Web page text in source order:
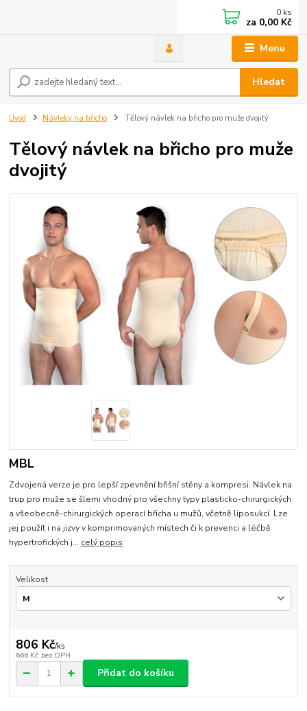
Menu
Hledat
0 ks
za 0,00 Kč
Úvod Návleky na břicho Tělový návlek na břicho pro muže dvojitý
Tělový návlek na břicho pro muže
dvojitý
MBL
Zdvojená verze je pro lepší zpevnění břišní stěny a kompresi. Návlek na
trup pro muže se šlemi vhodný pro všechny typy plasticko-chirurgických
a všeobecně-chirurgických operací břicha u mužů, včetně liposukcí. Lze
jej použít i na jizvy v komprimovaných místech či k prevenci a léčbě
hypertrofických j... celý popis
Velikost
806 Kč/ks
666 Kč bez DPH
Přidat do košíku